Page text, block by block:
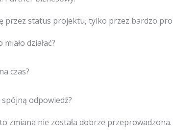
przez status projektu, tylko przez bardzo
działać?
czas?
odpowiedź?
zmiana nie została dobrze